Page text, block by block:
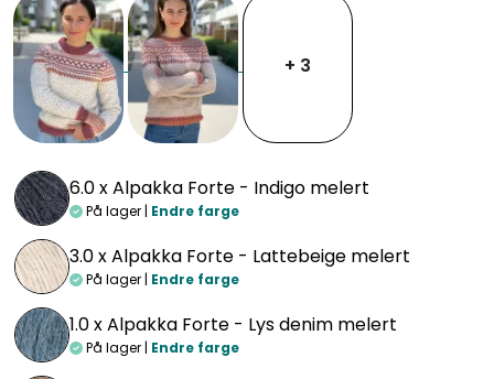
+ 3
6.0 xAlpakka Forte - Indigo melert
På lager | Endre farge
3.0 xAlpakka Forte - Lattebeige melert
På lager | Endre farge
1.0 xAlpakka Forte - Lys denim melert
På lager | Endre farge